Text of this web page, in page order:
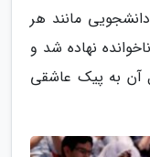
مانند هر
نهاده شد و
آن به پیک عاشقی